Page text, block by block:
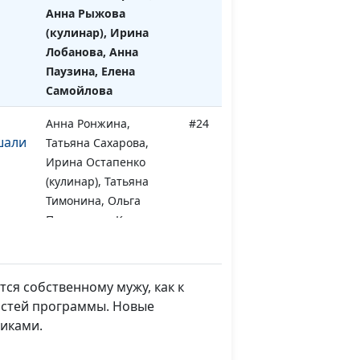
Анна Рыжова
(кулинар), Ирина
Лобанова, Анна
Паузина, Елена
Самойлова
Анна Ронжина,
Татьяна Сахарова,
Ирина Остапенко
(кулинар), Татьяна
Тимонина, Ольга
Паршакова, Катерина
#24
Татьяна Сахарова,
Мария Токмурзина
собственному мужу, как к
программы. Новые